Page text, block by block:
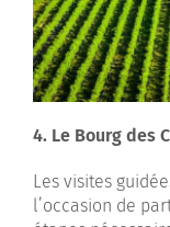
4. Le Bourg des
Les visites
l’occasion de